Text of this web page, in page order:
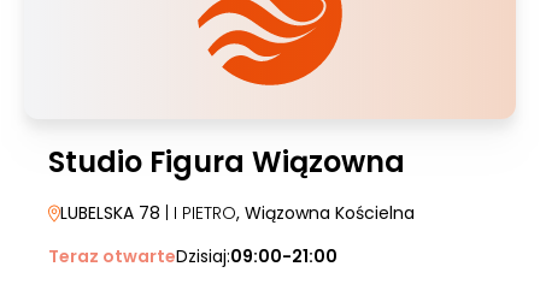
Studio Figura Wiązowna
LUBELSKA 78 | I PIETRO, Wiązowna Kościelna
Teraz otwarteDzisiaj:09:00-21:00